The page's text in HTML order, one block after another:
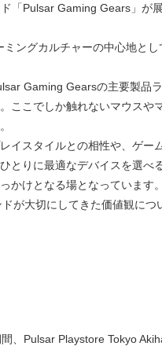
「Pulsar Gaming Gears」が
ングカルチャーの中心地と
Gaming Gearsの主要製品
ここでしか触れないマウス
イスタイルとの相性や、ゲ
とりに最適なデバイスを選
かけとなる場となっていま
が大切にしてきた価値観に
、Pulsar Playstore Tokyo